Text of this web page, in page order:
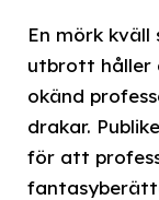
En mörk
utbrott håller
okänd
drakar.
för att